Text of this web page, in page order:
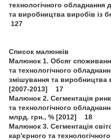
технологічного обладнання
та виробництва виробів із
127
Список малюнків
Малюнок 1. Обсяг
та технологічного
змішування та виробництва
[2007-2013] 17
Малюнок 2. Сегментація
та технологічного
млрд. грн., % [2012] 18
Малюнок 3. Сегментація
кар'єрного та